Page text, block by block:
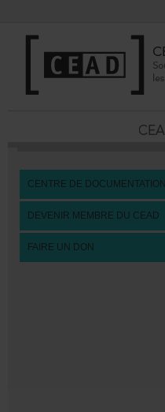
CENTREDEDOCUMENTATION
DEVENIRMEMBREDUCEAD
FAIREUNDON